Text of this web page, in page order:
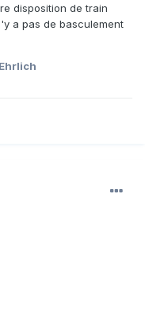
disposition de train
a pas de basculement